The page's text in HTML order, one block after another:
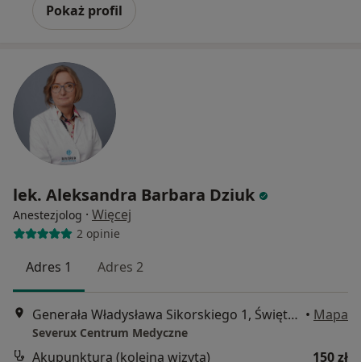
Pokaż profil
lek. Aleksandra Barbara Dziuk
Anestezjolog · Więcej
2 opinie
Adres 1 Adres 2
Generała Władysława Sikorskiego 1, Świętochłowice • Mapa
Severux Centrum Medyczne
Akupunktura (kolejna wizyta) 150 zł